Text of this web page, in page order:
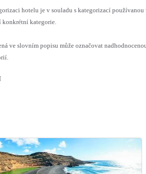
hotelu je v souladu s kategorizací používanou
kategorie.
ve slovním popisu může označovat